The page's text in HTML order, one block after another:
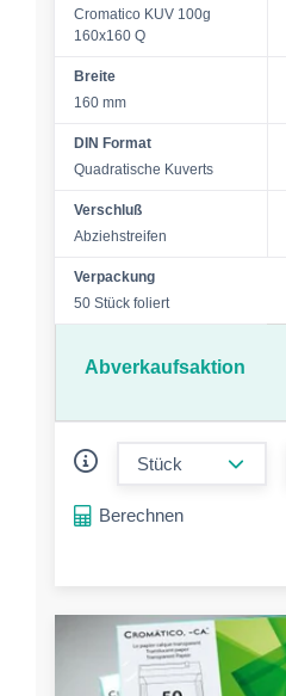
Cromatico KUV 100g
160x160 Q
Breite
160 mm
DIN Format
Quadratische Kuverts
Verschluß
Abziehstreifen
Verpackung
50 Stück foliert
Abverkaufsaktion
Berechnen